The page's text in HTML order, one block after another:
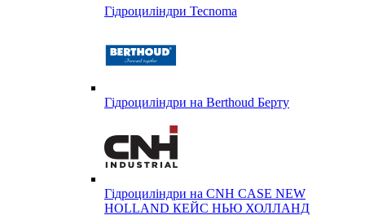
Гідроциліндри Tecnoma
Гідроциліндри на Berthoud Берту
Гідроциліндри на CNH CASE NEW
HOLLAND КЕЙС НЬЮ ХОЛЛАНД